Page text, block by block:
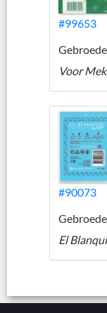
#99653
Voor
#90073
El